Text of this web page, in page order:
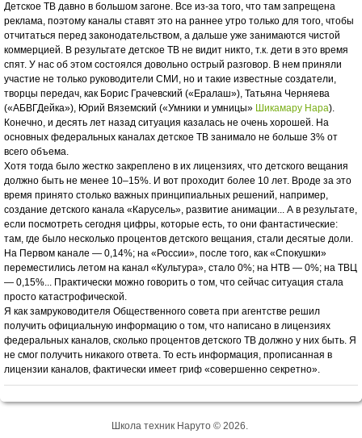
Детское ТВ давно в большом загоне. Все из-за того, что там запрещена
реклама, поэтому каналы ставят это на раннее утро только для того, чтобы
отчитаться перед законодательством, а дальше уже занимаются чистой
коммерцией. В результате детское ТВ не видит никто, т.к. дети в это время
спят. У нас об этом состоялся довольно острый разговор. В нем приняли
участие не только руководители СМИ, но и такие известные создатели,
творцы передач, как Борис Грачевский («Ералаш»), Татьяна Черняева
(«АБВГДейка»), Юрий Вяземский («Умники и умницы» Шикамару Нара).
Конечно, и десять лет назад ситуация казалась не очень хорошей. На
основных федеральных каналах детское ТВ занимало не больше 3% от
всего объема.
Хотя тогда было жестко закреплено в их лицензиях, что детского вещания
должно быть не менее 10–15%. И вот проходит более 10 лет. Вроде за это
время принято столько важных принципиальных решений, например,
создание детского канала «Карусель», развитие анимации... А в результате,
если посмотреть сегодня цифры, которые есть, то они фантастические:
там, где было несколько процентов детского вещания, стали десятые доли.
На Первом канале — 0,14%; на «России», после того, как «Спокушки»
переместились летом на канал «Культура», стало 0%; на НТВ — 0%; на ТВЦ
— 0,15%... Практически можно говорить о том, что сейчас ситуация стала
просто катастрофической.
Я как замруководителя Общественного совета при агентстве решил
получить официальную информацию о том, что написано в лицензиях
федеральных каналов, сколько процентов детского ТВ должно у них быть. Я
не смог получить никакого ответа. То есть информация, прописанная в
лицензии каналов, фактически имеет гриф «совершенно секретно».
Школа техник Наруто © 2026.